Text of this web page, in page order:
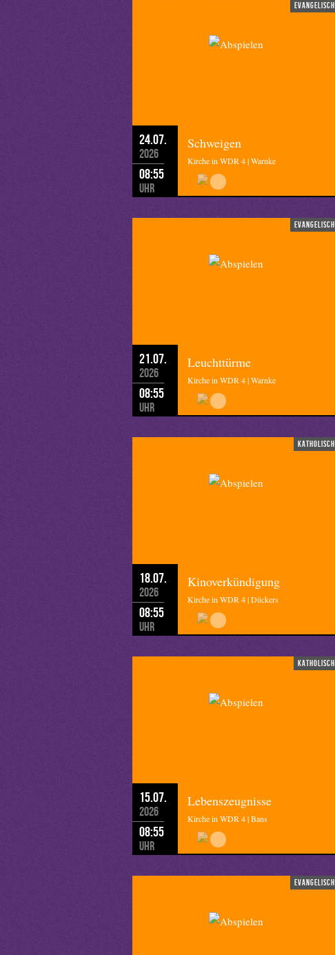
evangelisch
24.07.
2026
08:55
Uhr
Schweigen
Kirche in WDR 4 | Warnke
evangelisch
21.07.
2026
08:55
Uhr
Leuchttürme
Kirche in WDR 4 | Warnke
katholisch
18.07.
2026
08:55
Uhr
Kinoverkündigung
Kirche in WDR 4 | Dückers
katholisch
15.07.
2026
08:55
Uhr
Lebenszeugnisse
Kirche in WDR 4 | Bans
evangelisch